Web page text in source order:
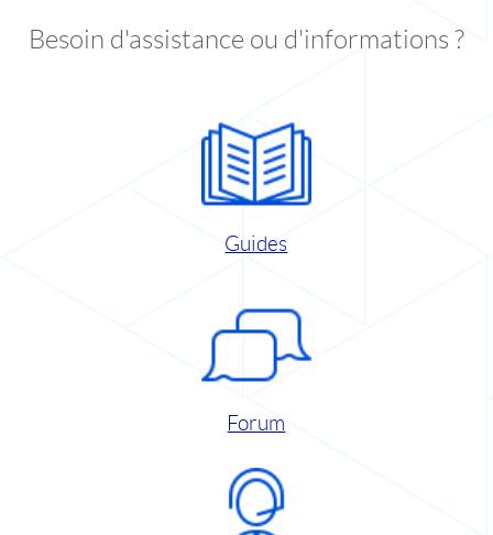
Besoin d'assistance ou d'informations ?
Guides
Forum